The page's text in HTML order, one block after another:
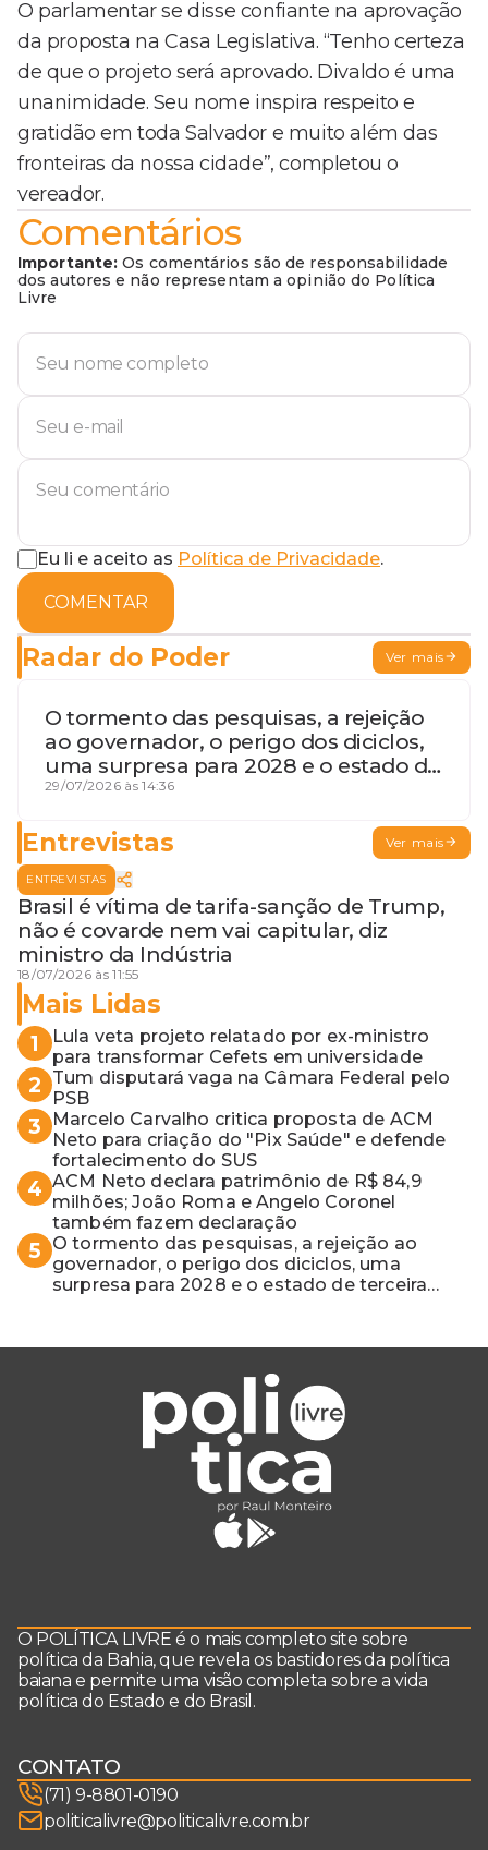
O parlamentar se disse confiante na aprovação
da proposta na Casa Legislativa. “Tenho certeza
de que o projeto será aprovado. Divaldo é uma
unanimidade. Seu nome inspira respeito e
gratidão em toda Salvador e muito além das
fronteiras da nossa cidade”, completou o
vereador.
Comentários
Importante: Os comentários são de responsabilidade
dos autores e não representam a opinião do Política
Livre
Eu li e aceito as Política de Privacidade.
COMENTAR
Radar do Poder Ver mais
O tormento das pesquisas, a rejeição
ao governador, o perigo dos diciclos,
uma surpresa para 2028 e o estado de
terceira guerra mundial
29/07/2026 às 14:36
Entrevistas Ver mais
ENTREVISTAS
Brasil é vítima de tarifa-sanção de Trump,
não é covarde nem vai capitular, diz
ministro da Indústria
18/07/2026 às 11:55
Mais Lidas
1
Lula veta projeto relatado por ex-ministro
para transformar Cefets em universidade
2
Tum disputará vaga na Câmara Federal pelo
PSB
3
Marcelo Carvalho critica proposta de ACM
Neto para criação do "Pix Saúde" e defende
fortalecimento do SUS
4 ACM Neto declara patrimônio de R$ 84,9
milhões; João Roma e Angelo Coronel
também fazem declaração
5
O tormento das pesquisas, a rejeição ao
governador, o perigo dos diciclos, uma
surpresa para 2028 e o estado de terceira
O POLÍTICA LIVRE é o mais completo site sobre
política da Bahia, que revela os bastidores da política
baiana e permite uma visão completa sobre a vida
política do Estado e do Brasil.
CONTATO
(71) 9-8801-0190
politicalivre@politicalivre.com.br